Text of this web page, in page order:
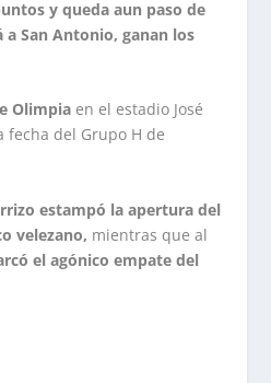
y queda aun paso de
a San Antonio, ganan los
Olimpia en el estadio José
del Grupo H de
estampó la apertura del
velezano, mientras que al
el agónico empate del